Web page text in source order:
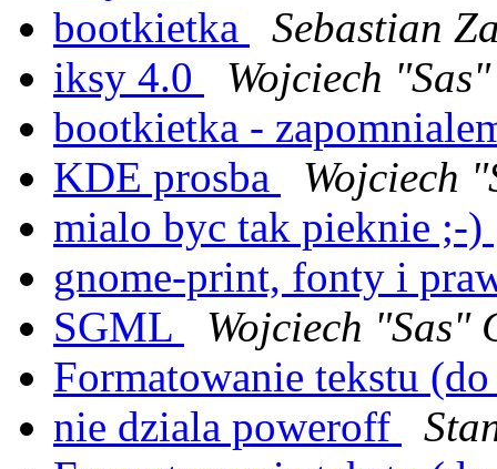
bootkietka
Sebastian
iksy 4.0
Wojciech
bootkietka -
KDE prosba
Wojciech
mialo byc tak pieknie ;-)
gnome-print, fonty i
SGML
Wojciech "Sas"
Formatowanie tekstu
nie dziala poweroff